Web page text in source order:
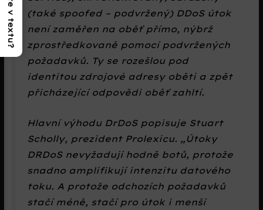
(také spoofed – podvržený) DDoS útok
není zaměřen na oběť přímo, nýbrž
zprostředkovaně pomocí podvržených
požadavků. Ty se rozešlou pod
identitou zdrojové adresy oběti a zpět
přicházející odpovědi oběť zahltí.
Hlavní výhodu DrDoS popisuje Stuart
Scholly, prezident Prolexicu.
Útoky
DRDoS nevyžadují hodně botů, protože
snadno amplifikují intenzitu datového
toku. A protože odchozích požadavků
stačí méně, stačí pro útok i menší